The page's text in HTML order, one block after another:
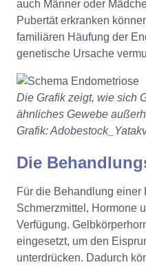
auch Männer oder
Pubertät erkranken
familiären Häufung der
genetische Ursache
Die Grafik zeigt, wie sich
ähnliches Gewebe
Grafik:
Die
Für die Behandlung einer
Schmerzmittel, Hormone
Verfügung.
eingesetzt, um den
unterdrücken. Dadurch